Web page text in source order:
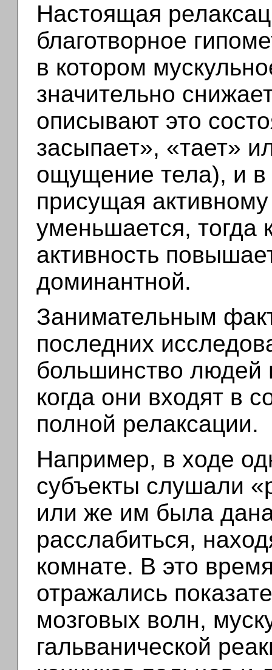
Настоящая
благотворное
в котором
значительно
описывают это
засыпает», «тает»
ощущение тела), и в
присущая
уменьшается, тогда
активность
доминантной.
Занимательным
последних
большинство людей
когда они входят в
полной релаксации.
Например, в ходе
субъекты слушали
или же им была
расслабиться,
комнате. В это
отражались
мозговых волн,
гальванической